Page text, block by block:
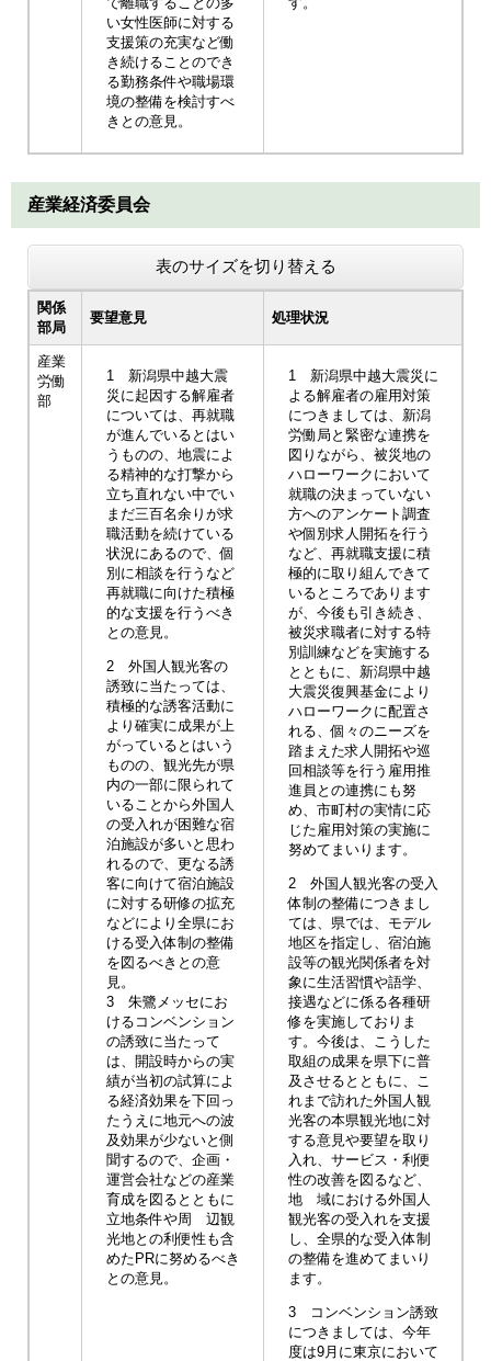
い女性医師に対する
支援策の充実など働
き続けることのでき
る勤務条件や職場環
境の整備を検討すべ
きとの意見。
産業経済委員会
表のサイズを切り替える
関係
部局
要望意見 処理状況
産業
労働
部
1 新潟県中越大震
災に起因する解雇者
については、再就職
が進んでいるとはい
うものの、地震によ
る精神的な打撃から
立ち直れない中でい
まだ三百名余りが求
職活動を続けている
状況にあるので、個
別に相談を行うなど
再就職に向けた積極
的な支援を行うべき
との意見。
2 外国人観光客の
誘致に当たっては、
積極的な誘客活動に
より確実に成果が上
がっているとはいう
ものの、観光先が県
内の一部に限られて
いることから外国人
の受入れが困難な宿
泊施設が多いと思わ
れるので、更なる誘
客に向けて宿泊施設
に対する研修の拡充
などにより全県にお
ける受入体制の整備
を図るべきとの意
見。
3 朱鷺メッセにお
けるコンベンション
の誘致に当たって
は、開設時からの実
績が当初の試算によ
る経済効果を下回っ
たうえに地元への波
及効果が少ないと側
聞するので、企画・
運営会社などの産業
育成を図るとともに
立地条件や周 辺観
光地との利便性も含
めたPRに努めるべき
との意見。
1 新潟県中越大震災に
よる解雇者の雇用対策
につきましては、新潟
労働局と緊密な連携を
図りながら、被災地の
ハローワークにおいて
就職の決まっていない
方へのアンケート調査
や個別求人開拓を行う
など、再就職支援に積
極的に取り組んできて
いるところであります
が、今後も引き続き、
被災求職者に対する特
別訓練などを実施する
とともに、新潟県中越
大震災復興基金により
ハローワークに配置さ
れる、個々のニーズを
踏まえた求人開拓や巡
回相談等を行う雇用推
進員との連携にも努
め、市町村の実情に応
じた雇用対策の実施に
努めてまいります。
2 外国人観光客の受入
体制の整備につきまし
ては、県では、モデル
地区を指定し、宿泊施
設等の観光関係者を対
象に生活習慣や語学、
接遇などに係る各種研
修を実施しておりま
す。今後は、こうした
取組の成果を県下に普
及させるとともに、こ
れまで訪れた外国人観
光客の本県観光地に対
する意見や要望を取り
入れ、サービス・利便
性の改善を図るなど、
地 域における外国人
観光客の受入れを支援
し、全県的な受入体制
の整備を進めてまいり
ます。
3 コンベンション誘致
につきましては、今年
度は9月に東京において